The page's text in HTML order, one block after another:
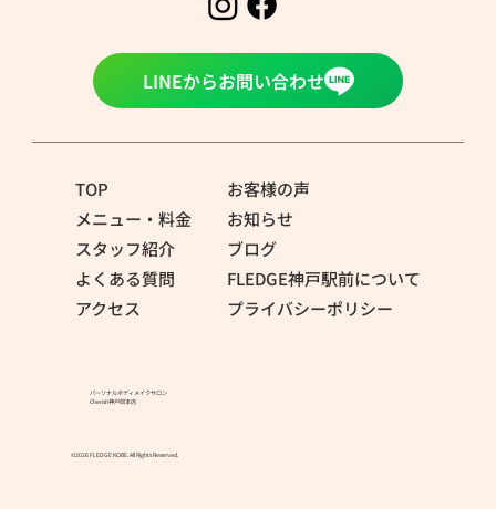
LINEからお問い合わせ
TOP
メニュー・料金
スタッフ紹介
よくある質問
アクセス
お客様の声
お知らせ
ブログ
FLEDGE神戸駅前について
プライバシーポリシー
パーソナルボディメイクサロン
Cherish神戸岡本店
©2026 FLEDGE KOBE. All Rights Reserved.